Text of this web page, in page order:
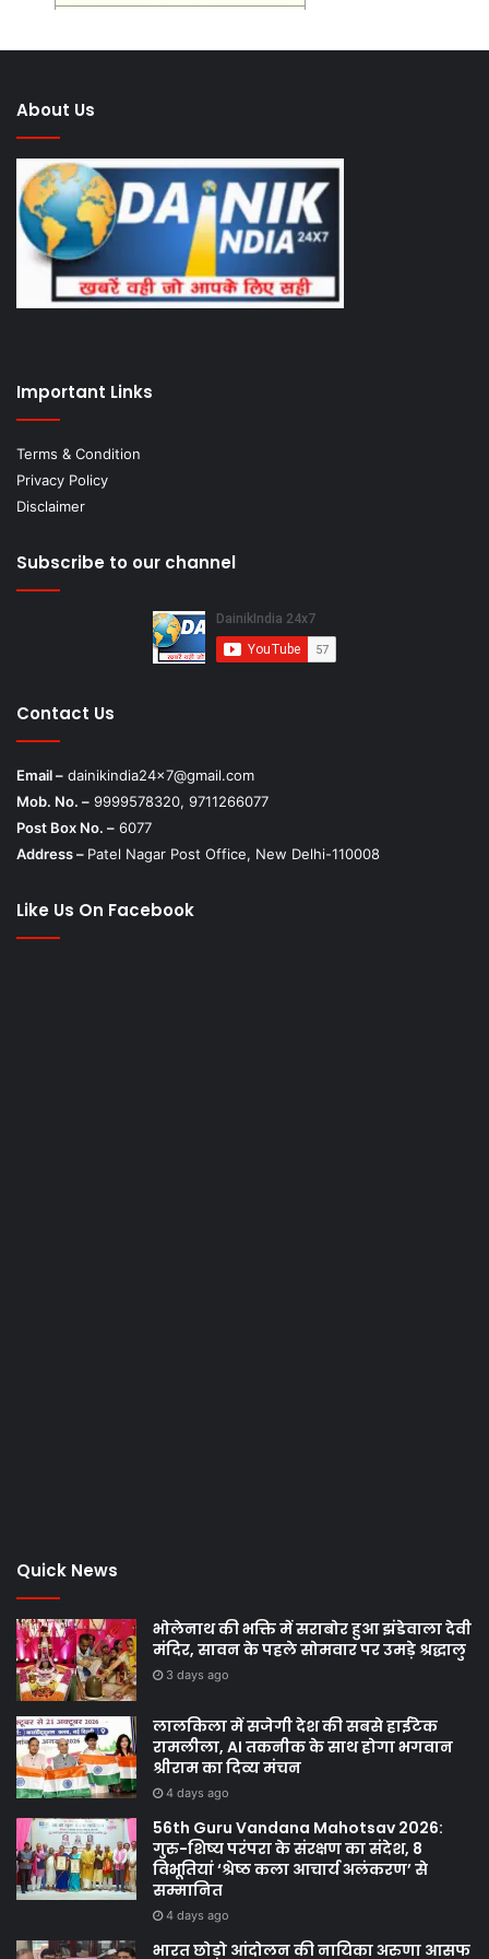
About Us
Important Links
Terms & Condition
Privacy Policy
Disclaimer
Subscribe to our channel
Contact Us
Email – dainikindia24x7@gmail.com
Mob. No. – 9999578320, 9711266077
Post Box No. – 6077
Address – Patel Nagar Post Office, New Delhi-110008
Like Us On Facebook
Quick News
भोलेनाथ की भक्ति में सराबोर हुआ झंडेवाला देवी
मंदिर, सावन के पहले सोमवार पर उमड़े श्रद्धालु
3 days ago
लालकिला में सजेगी देश की सबसे हाईटेक
रामलीला, AI तकनीक के साथ होगा भगवान
श्रीराम का दिव्य मंचन
4 days ago
56th Guru Vandana Mahotsav 2026:
गुरु-शिष्य परंपरा के संरक्षण का संदेश, 8
विभूतियां ‘श्रेष्ठ कला आचार्य अलंकरण’ से
सम्मानित
4 days ago
भारत छोड़ो आंदोलन की नायिका अरुणा आसफ